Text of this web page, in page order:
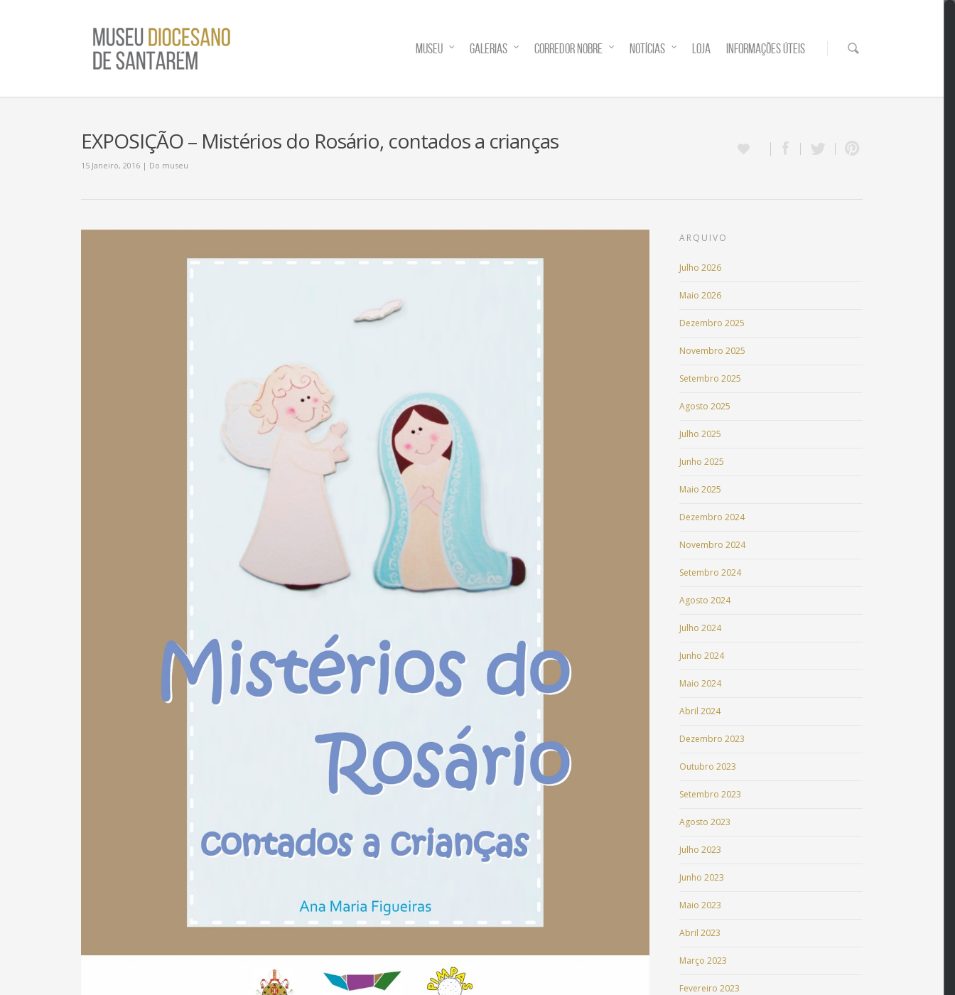
MUSEU GALERIAS CORREDOR NOBRE NOTÍCIAS LOJA INFORMAÇÕES ÚTEIS
EXPOSIÇÃO – Mistérios do Rosário, contados a crianças
15 Janeiro, 2016 | Do museu
ARQUIVO
Julho 2026
Maio 2026
Dezembro 2025
Novembro 2025
Setembro 2025
Agosto 2025
Julho 2025
Junho 2025
Maio 2025
Dezembro 2024
Novembro 2024
Setembro 2024
Agosto 2024
Julho 2024
Junho 2024
Maio 2024
Abril 2024
Dezembro 2023
Outubro 2023
Setembro 2023
Agosto 2023
Julho 2023
Junho 2023
Maio 2023
Abril 2023
Março 2023
Fevereiro 2023